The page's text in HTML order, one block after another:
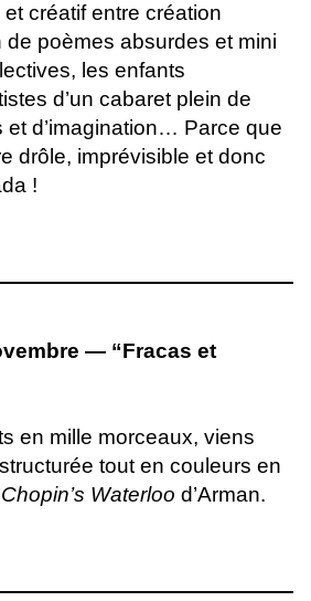
créatif entre création
de poèmes absurdes et mini
les enfants
d’un cabaret plein de
et d’imagination… Parce que
drôle, imprévisible et donc
!
— “Fracas et
en mille morceaux, viens
tout en couleurs en
Chopin’s Waterloo d’Arman.